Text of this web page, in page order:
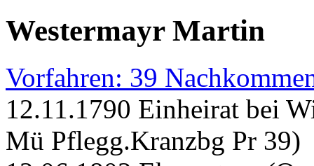
Westermayr Martin
Vorfahren: 39
12.11.1790 Einheirat bei
Mü Pflegg.Kranzbg Pr 39)